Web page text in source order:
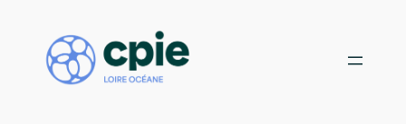
Choisissez votre mission
contenu